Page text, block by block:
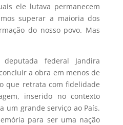
ele lutava permanecem
superar a maioria dos
do nosso povo. Mas
federal Jandira
a obra em menos de
que retrata com fidelidade
inserido no contexto
um grande serviço ao País.
para ser uma nação